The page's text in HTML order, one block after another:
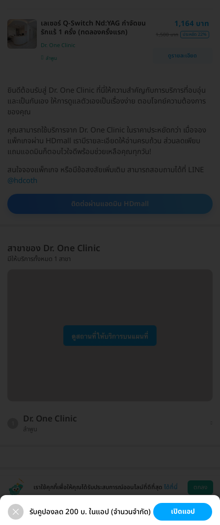
ยินดีต้อนรับสู่ Dr. One Clinic ที่นี่ให้ความสำคัญกับการบริการที่อบอุ่น
และเป็นกันเอง ให้การดูแลตัวเองเป็นเรื่องง่าย ตอบโจทย์ความต้องการ
ของคุณ
คุณสามารถใช้บริการจาก Dr. One Clinic ในราคาประหยัดกว่า เมื่อจอง
แพ็กเกจผ่าน HDmall เรามีรายละเอียดให้อ่านครบถ้วน ส่วนลดเพียบ
แถมแอดมินก็ตอบไวใจดีพร้อมช่วยเหลือคุณทุกวัน!
สนใจจองแพ็กเกจ หรือมีข้อสงสัยเพิ่มเติม สามารถสอบถามได้ที่ LINE
@hdcoth
ติดต่อผ่านแอดมิน HDmall
สาขาของ Dr. One Clinic
มีให้บริการทั้งหมด 1 สาขา
Dr. One Clinic
ลำพูน
เลเซอร์ Q-Switch Nd:YAG กำจัดขน
รักแร้ 1 ครั้ง (ทดลองครั้งแรก)
Dr. One Clinic
ลำพูน
1,164 บาท
1,500 บาท ประหยัด 22%
ดูรายละเอียด
สุขภาพ ช่วยเหลือ โหลดแอพ
เราใช้คุกกี้เพื่อให้คุณได้รับประสบการณ์ออนไลน์ที่ดีที่สุด ได้ที่นี่ ตกลง
รับคูปองลด 200 บ. ในแอป (จำนวนจำกัด) เปิดแอป